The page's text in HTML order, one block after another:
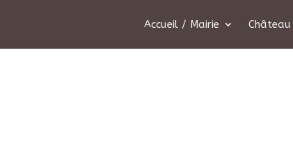
Accueil / Mairie Château